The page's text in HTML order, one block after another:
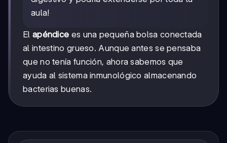
aula!
El apéndice es una pequeña bolsa conectada
al intestino grueso. Aunque antes se pensaba
que no tenía función, ahora sabemos que
ayuda al sistema inmunológico almacenando
bacterias buenas.